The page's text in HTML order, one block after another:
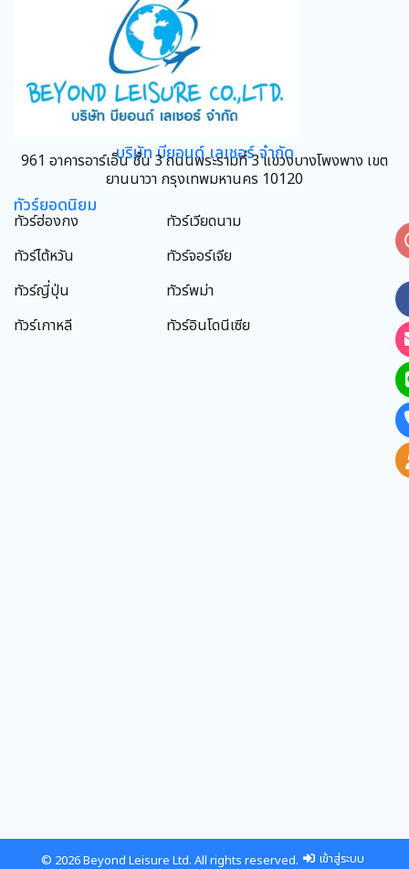
บริษัท บียอนด์ เลเชอร์ จำกัด
961 อาคารอาร์เอ็น ชั้น 3 ถนนพระรามที่ 3 แขวงบางโพงพาง เขต
ยานนาวา กรุงเทพมหานคร 10120
ทัวร์ยอดนิยม
ทัวร์ฮ่องกง
ทัวร์ไต้หวัน
ทัวร์ญี่ปุ่น
ทัวร์เกาหลี
ทัวร์เวียดนาม
ทัวร์จอร์เจีย
ทัวร์พม่า
ทัวร์อินโดนีเซีย
© 2026 Beyond Leisure Ltd. All rights reserved. เข้าสู่ระบบ